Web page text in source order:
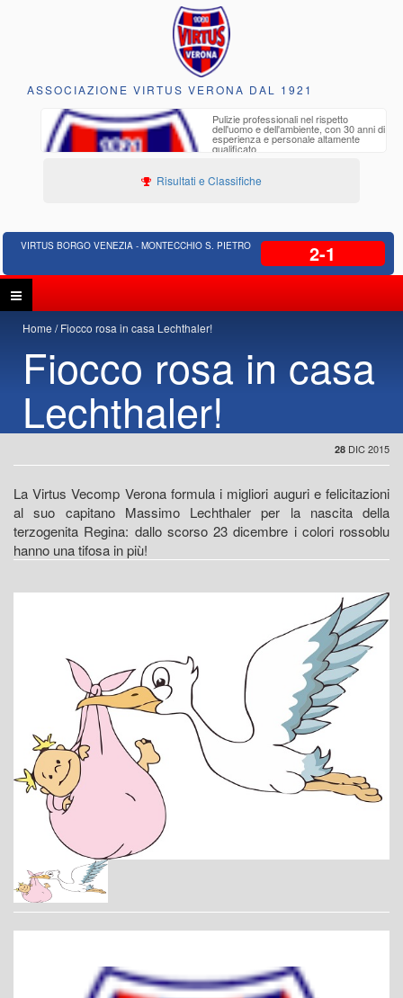
ASSOCIAZIONE VIRTUS VERONA DAL 1921
Pulizie professionali nel rispetto
dell'uomo e dell'ambiente, con 30 anni di
esperienza e personale altamente
qualificato
Risultati e Classifiche
VIRTUS BORGO VENEZIA - MONTECCHIO S. PIETRO 2-1
Home Fiocco rosa in casa Lechthaler!
Fiocco rosa in casa
Lechthaler!
28 DIC 2015
La Virtus Vecomp Verona formula i migliori auguri e felicitazioni
al suo capitano Massimo Lechthaler per la nascita della
terzogenita Regina: dallo scorso 23 dicembre i colori rossoblu
hanno una tifosa in più!